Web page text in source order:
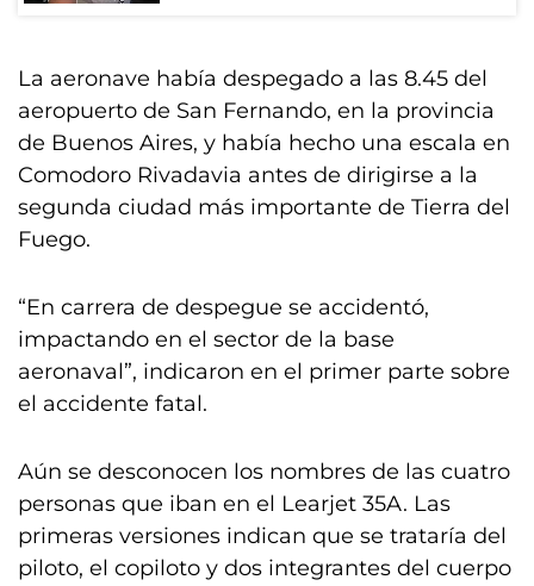
La aeronave había despegado a las 8.45 del
aeropuerto de San Fernando, en la provincia
de Buenos Aires, y había hecho una escala en
Comodoro Rivadavia antes de dirigirse a la
segunda ciudad más importante de Tierra del
Fuego.
“En carrera de despegue se accidentó,
impactando en el sector de la base
aeronaval”, indicaron en el primer parte sobre
el accidente fatal.
Aún se desconocen los nombres de las cuatro
personas que iban en el Learjet 35A. Las
primeras versiones indican que se trataría del
piloto, el copiloto y dos integrantes del cuerpo